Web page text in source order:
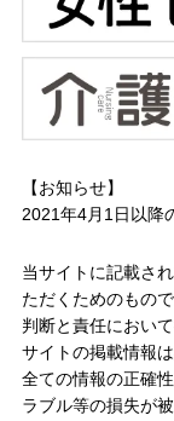
【お知らせ】
2021年4月1日以降
当サイトに記載さ
ただくためのもの
判断と責任におい
サイトの掲載情報
全ての情報の正確
ラブル等の損失が